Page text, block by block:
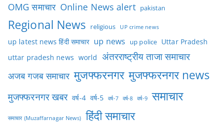
OMG समाचार Online News alert pakistan
Regional News religious UP crime news
up latest news हिंदी समाचार up news up police Uttar Pradesh
uttar pradesh news world अंतरराष्ट्रीय ताजा समाचार
अजब गजब समाचार मुजफ्फरनगर मुजफ्फरनगर news
मुजफ्फरनगर खबर वर्ष-4 वर्ष-5 वर्ष-7 वर्ष-8 वर्ष-9 समाचार
समाचार (Muzaffarnagar News) हिंदी समाचार